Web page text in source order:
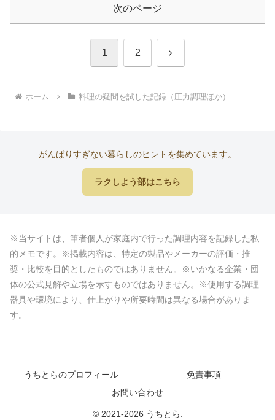
次のページ
1 2 次
ホーム 料理の疑問を試した記録（圧力調理ほか）
がんばりすぎない暮らしのヒントを集めています。
ラクしよう部はこちら
※当サイトは、筆者個人が家庭内で行った調理内容を記録した私
的メモです。※掲載内容は、特定の製品やメーカーの評価・推
奨・比較を目的としたものではありません。※いかなる企業・団
体の公式見解や立場を示すものではありません。※使用する調理
器具や環境により、仕上がりや所要時間は異なる場合がありま
す。
うちとらのプロフィール
免責事項
お問い合わせ
© 2021-2026 うちとら.